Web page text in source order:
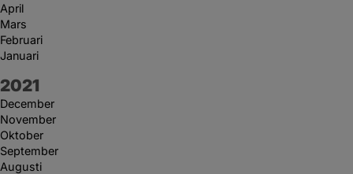
April
Mars
Februari
Januari
År:
2021
December
November
Oktober
September
Augusti